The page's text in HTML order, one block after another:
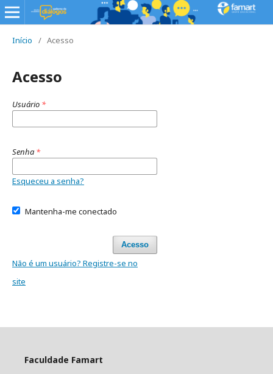
Início / Acesso
Acesso
Usuário *
Senha *
Esqueceu a senha?
Mantenha-me conectado
Acesso
Não é um usuário? Registre-se no
site
Faculdade Famart